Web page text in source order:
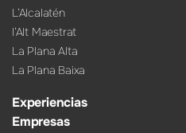
L’Alcalatén
l’Alt Maestrat
La Plana Alta
La Plana Baixa
Experiencias
Empresas